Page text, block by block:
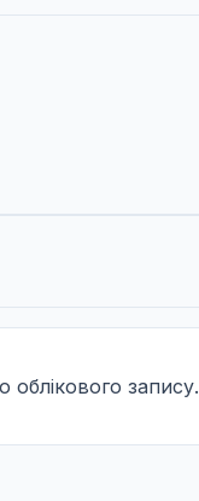
облікового запису.